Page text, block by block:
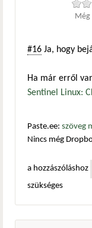
Még
#16 Ja, hogy
Ha már erről
Sentinel Linux:
Paste.ee: szöveg
Nincs még
a hozzászóláshoz
szükséges